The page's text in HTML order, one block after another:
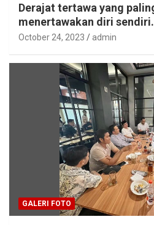
Derajat tertawa yang
menertawakan diri sendiri.
October 24, 2023 admin
GALERI FOTO